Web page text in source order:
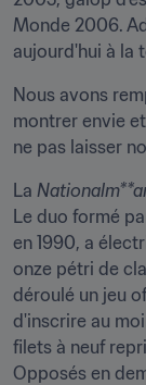
Monde 2006.
aujourd'hui à la
Nous avons
montrer envie
ne pas laisser
La
Le duo formé
en 1990, a
onze pétri de
déroulé un jeu
d'inscrire au
filets à neuf
Opposés en